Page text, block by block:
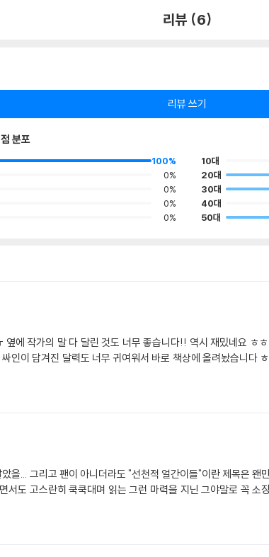
리뷰 (6)
리뷰 쓰기
분포
100%
0%
0%
0%
0%
10대
20대
30대
40대
50대
옆에 작가의 말 다 달린 것도 너무 좋습니다!! 역시 재밌네요 ㅎ
인이 담겨진 달력도 너무 귀여워서 바로 책상에 올려놨습니다
을... 그리고 팬이 아니더라도 "선천적 얼간이들"이란 제목은
서도 고스란히 쿡쿡대며 읽는 그런 마력을 지닌 그야말로 꼭